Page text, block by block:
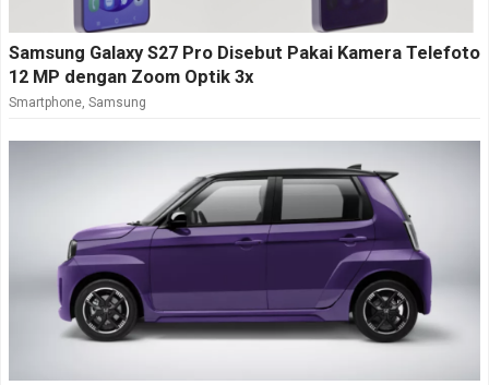
Samsung Galaxy S27 Pro Disebut Pakai Kamera Telefoto
12 MP dengan Zoom Optik 3x
Smartphone Samsung